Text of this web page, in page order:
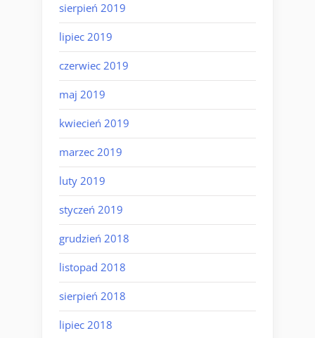
sierpień 2019
lipiec 2019
czerwiec 2019
maj 2019
kwiecień 2019
marzec 2019
luty 2019
styczeń 2019
grudzień 2018
listopad 2018
sierpień 2018
lipiec 2018